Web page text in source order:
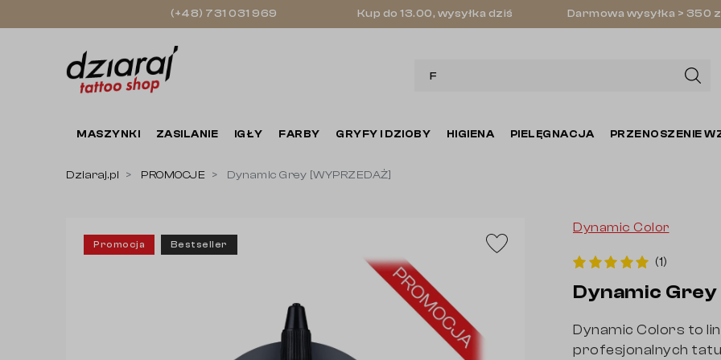
(+48) 731 031 969 Kup do 13.00, wysyłka dziś Darmowa wysyłka > 350
MASZYNKI ZASILANIE IGŁY FARBY GRYFY I DZIOBY HIGIENA PIELĘGNACJA PRZENOSZENIE
Dziaraj.pl PROMOCJE Dynamic Grey [WYPRZEDAŻ]
Promocja Bestseller
Dynamic Color
(1)
Dynamic Grey
Dynamic Colors to
profesjonalnych